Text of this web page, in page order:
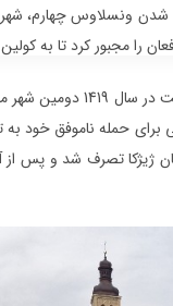
در قرن 13 داشته است. در دسامبر 1402 پس
را مجبور کرد تا به
علی رغم تمام این‌ها کوتناهرا
برای حمله ناموفق خود
ژیژکا تصرف شد و پس